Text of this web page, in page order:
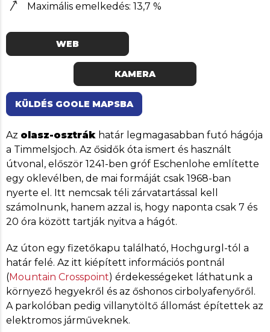
Maximális emelkedés: 13,7 %
WEB
KAMERA
KÜLDÉS GOOLE MAPSBA
Az olasz-osztrák határ legmagasabban futó hágója
a Timmelsjoch. Az ősidők óta ismert és használt
útvonal, először 1241-ben gróf Eschenlohe említette
egy oklevélben, de mai formáját csak 1968-ban
nyerte el. Itt nemcsak téli zárvatartással kell
számolnunk, hanem azzal is, hogy naponta csak 7 és
20 óra között tartják nyitva a hágót.
Az úton egy fizetőkapu található, Hochgurgl-tól a
határ felé. Az itt kiépített információs pontnál
(Mountain Crosspoint) érdekességeket láthatunk a
környező hegyekről és az őshonos cirbolyafenyőről.
A parkolóban pedig villanytöltő állomást építettek az
elektromos járműveknek.